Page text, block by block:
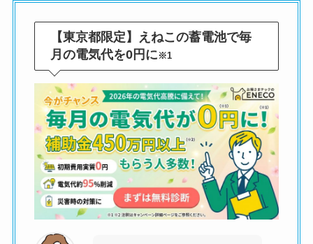
【東京都限定】えねこの蓄電池で毎
月の電気代を0円に ※1